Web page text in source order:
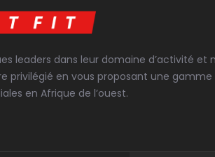
leaders dans leur domaine d’activité et
privilégié en vous proposant une
en Afrique de l’ouest.